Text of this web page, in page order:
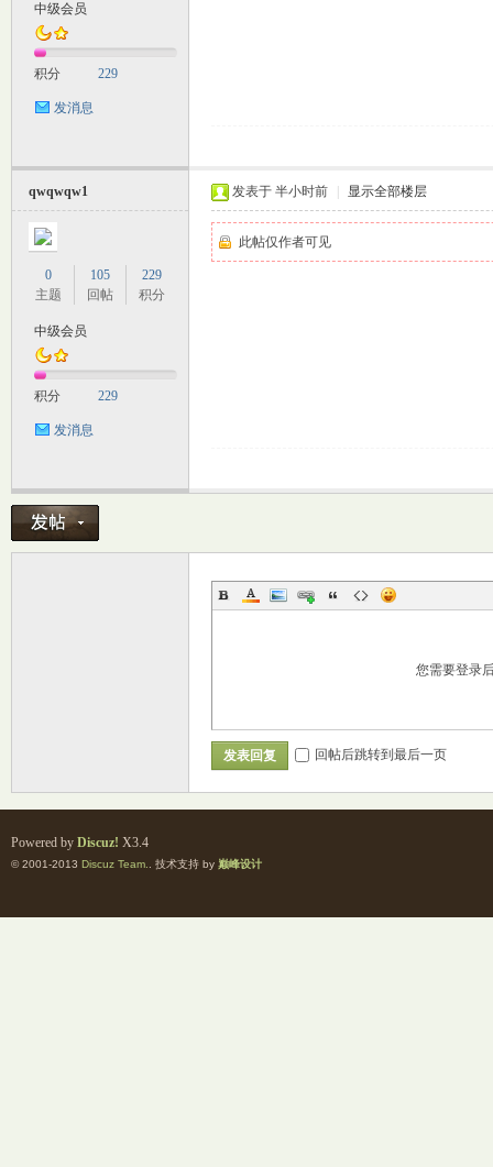
中级会员
积分 229
发消息
qwqwqw1
0
主题
105
回帖
229
积分
中级会员
积分 229
发消息
发表于 半小时前 显示全部楼层
此帖仅作者可见
您需要登录
发表回复 回帖后跳转到最后一页
Powered by Discuz! X3.4
© 2001-2013 Discuz Team. . 技术支持 by 巅峰设计